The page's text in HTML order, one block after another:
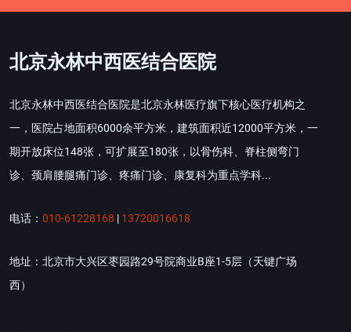
北京永林中西医结合医院
北京永林中西医结合医院是北京永林医疗旗下核心医疗机构之
一，医院占地面积6000余平方米，建筑面积近12000平方米，一
期开放床位148张，可扩展至180张，以骨伤科、脊柱侧弯门
诊、颈肩腰腿痛门诊、疼痛门诊、康复科为重点学科...
电话： 010-61228168 | 13720016618
地址：北京市大兴区枣园路29号院商业B座1-5层（天键广场
西）